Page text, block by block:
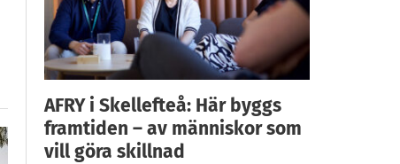
AFRY i Skellefteå: Här byggs
framtiden – av människor som
vill göra skillnad